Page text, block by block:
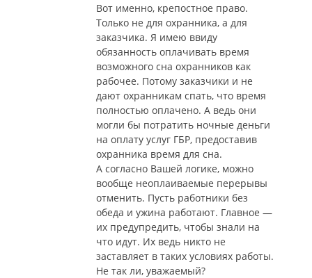
Вот именно, крепостное право.
Только не для охранника, а для
заказчика. Я имею ввиду
обязанность оплачивать время
возможного сна охранников как
рабочее. Потому заказчики и не
дают охранникам спать, что время
полностью оплачено. А ведь они
могли бы потратить ночные деньги
на оплату услуг ГБР, предоставив
охранника время для сна.
А согласно Вашей логике, можно
вообще неоплаиваемые перерывы
отменить. Пусть работники без
обеда и ужина работают. Главное —
их предупредить, чтобы знали на
что идут. Их ведь никто не
заставляет в таких условиях работы.
Не так ли, уважаемый?